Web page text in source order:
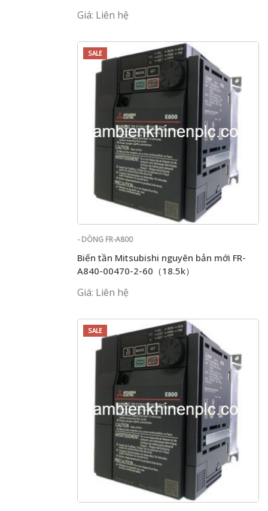
Giá: Liên hệ
SALE
- DÒNG FR-A800
Biến tần Mitsubishi nguyên bản mới FR-
A840-00470-2-60（18.5k）
Giá: Liên hệ
SALE